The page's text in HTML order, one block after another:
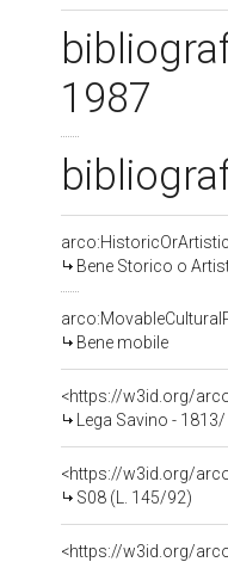
1987
Bene Storico o
Bene mobile
<https://w3id.org/
Lega Savino -
<https://w3id.org/
S08 (L. 145/92)
<https://w3id.org/